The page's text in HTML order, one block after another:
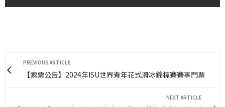
PREVIOUS ARTICLE
【索票公告】2024年ISU世界青年花式滑冰錦標賽賽事門票
NEXT ARTICLE